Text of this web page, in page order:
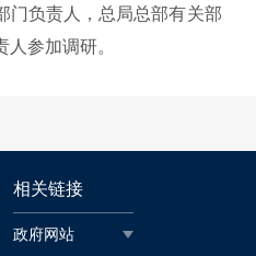
负责人，总局总部有关部
参加调研。
相关链接
政府网站